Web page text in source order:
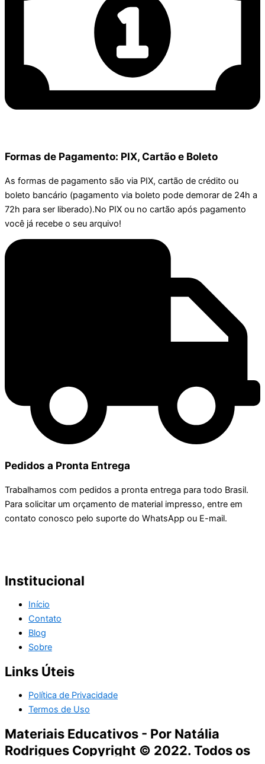
Formas de Pagamento: PIX, Cartão e Boleto
As formas de pagamento são via PIX, cartão de crédito ou
boleto bancário (pagamento via boleto pode demorar de 24h a
72h para ser liberado).No PIX ou no cartão após pagamento
você já recebe o seu arquivo!
Pedidos a Pronta Entrega
Trabalhamos com pedidos a pronta entrega para todo Brasil.
Para solicitar um orçamento de material impresso, entre em
contato conosco pelo suporte do WhatsApp ou E-mail.
Institucional
Início
Contato
Blog
Sobre
Links Úteis
Política de Privacidade
Termos de Uso
Materiais Educativos - Por Natália
Rodrigues Copyright © 2022. Todos os